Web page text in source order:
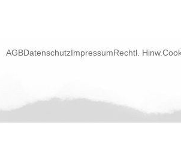
AGBDatenschutzImpressumRechtl. Hinw.